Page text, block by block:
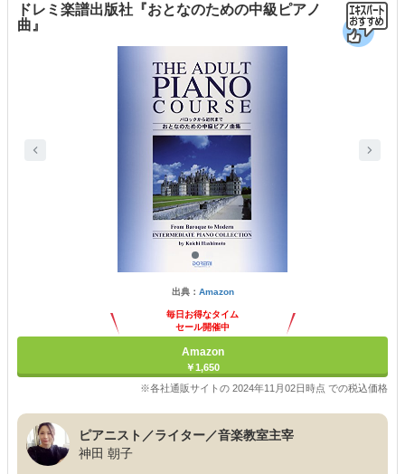
ドレミ楽譜出版社『おとなのための中級ピアノ
曲』
出典： Amazon
毎日お得なタイム
セール開催中
Amazon
￥1,650
※各社通販サイトの 2024年11月02日時点 での税込価格
ピアニスト／ライター／音楽教室主宰
神田 朝子